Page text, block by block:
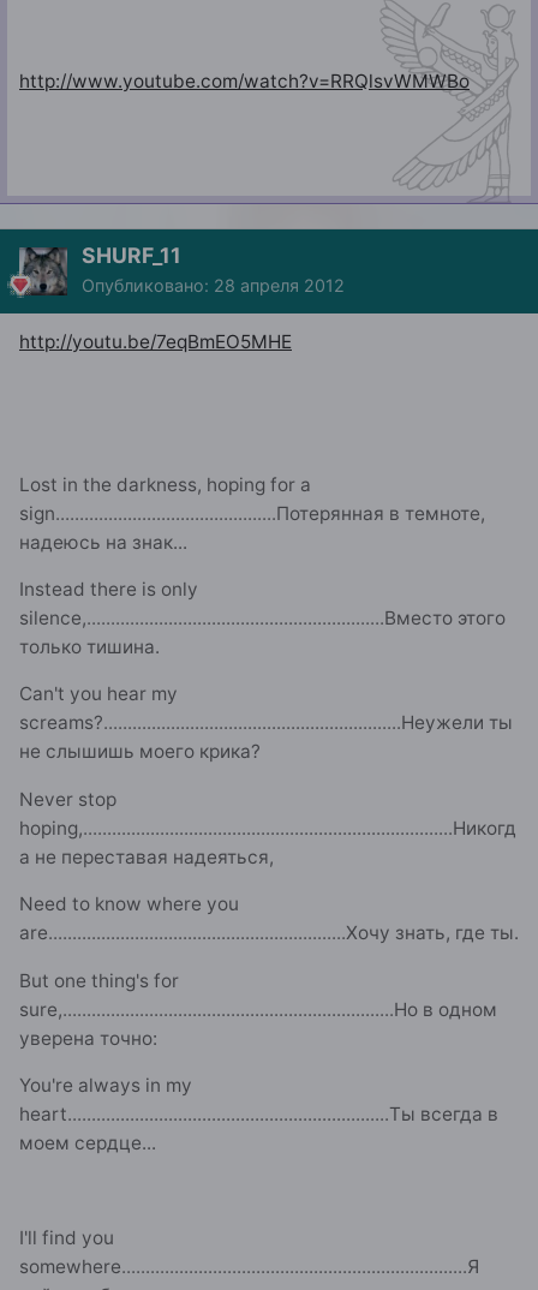
http://www.youtube.com/watch?v=RRQlsvWMWBo
SHURF_11
Опубликовано: 28 апреля 2012
http://youtu.be/7eqBmEO5MHE
Lost in the darkness, hoping for a
sign..............................................Потерянная в темноте,
надеюсь на знак...
Instead there is only
silence,..............................................................Вместо этого
только тишина.
Can't you hear my
screams?..............................................................Неужели ты
не слышишь моего крика?
Never stop
hoping,.............................................................................Никогд
а не переставая надеяться,
Need to know where you
are..............................................................Хочу знать, где ты.
But one thing's for
sure,.....................................................................Но в одном
уверена точно:
You're always in my
heart...................................................................Ты всегда в
моем сердце...
I'll find you
somewhere........................................................................Я